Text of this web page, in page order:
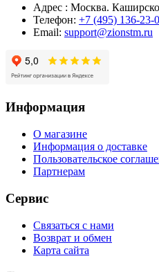
Адрес : Москва.
Телефон: +7 (495) 136-23-
Email: support@zionstm.ru
Информация
О магазине
Информация о доставке
Пользовательское
Партнерам
Сервис
Связаться с нами
Возврат и обмен
Карта сайта